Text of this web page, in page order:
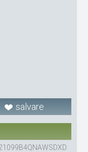
salvare